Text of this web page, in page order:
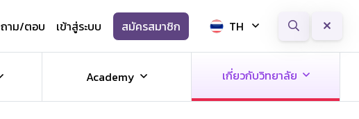
ถาม/ตอบ เข้าสู่ระบบ สมัครสมาชิก TH
Academy เกี่ยวกับวิทยาลัย